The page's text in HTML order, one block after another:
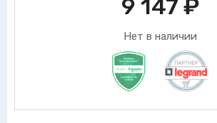
9 147 ₽
Нет в наличии